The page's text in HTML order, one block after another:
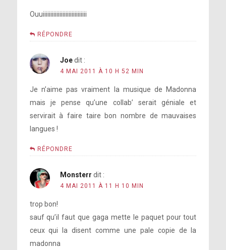
Ouuiiiiiiiiiiiiiiiiiiiiiiiiiiiii
RÉPONDRE
Joe dit :
4 MAI 2011 À 10 H 52 MIN
Je n’aime pas vraiment la musique de Madonna
mais je pense qu’une collab’ serait géniale et
servirait à faire taire bon nombre de mauvaises
langues !
RÉPONDRE
Monsterr dit :
4 MAI 2011 À 11 H 10 MIN
trop bon!
sauf qu’il faut que gaga mette le paquet pour tout
ceux qui la disent comme une pale copie de la
madonna